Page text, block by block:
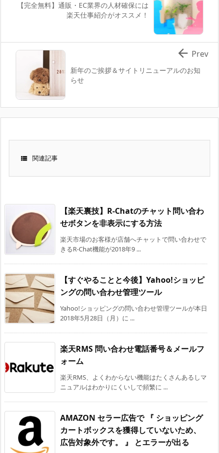
【完全無料】通販・EC業界の人材確保には
楽天仕事紹介がオススメ！
新年のご挨拶＆サイトリニューアルのお知
らせ
 Prev
 関連記事
【楽天裏技】R-Chatのチャット問い合わ
せボタンを非表示にする方法
楽天市場のお客様が店舗へチャットで問い合わせで
きるR-Chat機能が2018年9 ...
【すぐやることと今後】Yahoo!ショッピ
ングの問い合わせ管理ツール
Yahoo!ショッピングの問い合わせ管理ツールが本日
2018年5月28日（月）に ...
楽天RMS 問い合わせ電話番号＆メールフ
ォーム
楽天RMS、よくわからない機能はたくさんあるしマ
ニュアルはわかりにくいしで頻繁に ...
AMAZON セラー広告で 『 ショッピング
カートボックスを獲得していないため、
広告対象外です。 』 とエラーが出る